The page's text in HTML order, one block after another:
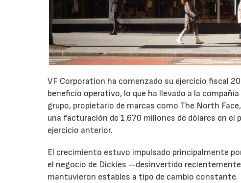
VF Corporation ha comenzado su ejercicio fiscal
beneficio operativo, lo que ha llevado a la
grupo, propietario de marcas como The North
una facturación de 1.670 millones de dólares en
ejercicio anterior.
El crecimiento estuvo impulsado principalmente
el negocio de Dickies —desinvertido
mantuvieron estables a tipo de cambio